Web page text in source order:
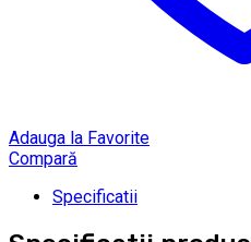
Adauga la Favorite
Compară
Specificatii